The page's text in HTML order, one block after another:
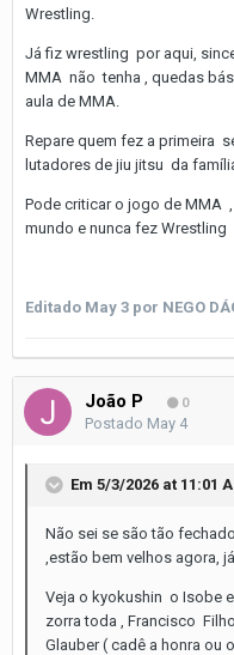
Wrestling.
Já fiz wrestling por aqui,
MMA não tenha , quedas
aula de MMA.
Repare quem fez a primeira
lutadores de jiu jitsu da
Pode criticar o jogo de MMA
mundo e nunca fez Wrestling
Editado May 3 por NEGO
João P 0
Postado May 4
Em 5/3/2026 at 11:01
Não sei se são tão
,estão bem velhos agora,
Veja o kyokushin o Isobe
zorra toda , Francisco
Glauber ( cadê a honra ou